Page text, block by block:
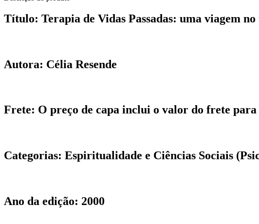
Título: Terapia de Vidas Passadas: uma viagem
Autora: Célia Resende
Frete: O preço de capa inclui o valor do frete
Categorias: Espiritualidade e Ciências Sociais
Ano da edição: 2000